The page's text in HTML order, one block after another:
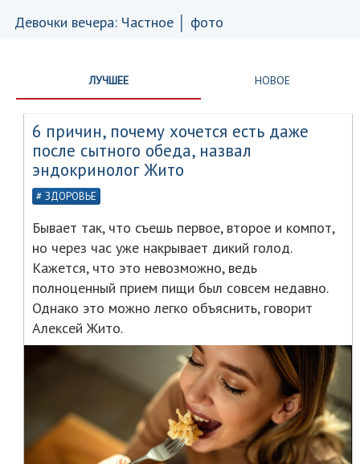
Девочки вечера: Частное │ фото
ЛУЧШЕЕ НОВОЕ
6 причин, почему хочется есть даже
после сытного обеда, назвал
эндокринолог Жито
ЗДОРОВЬЕ
Бывает так, что съешь первое, второе и компот,
но через час уже накрывает дикий голод.
Кажется, что это невозможно, ведь
полноценный прием пищи был совсем недавно.
Однако это можно легко объяснить, говорит
Алексей Жито.